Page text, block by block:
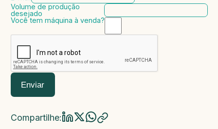
Volume de produção
desejado
Você tem máquina à venda?
Marca da máquina
Modelo da máquina
Ano de fabricação
Valor da máquina
Enviar
Compartilhe: